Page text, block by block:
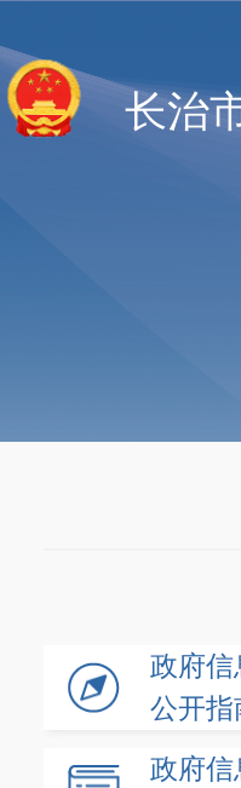
长治
政府信
公开指
政府信